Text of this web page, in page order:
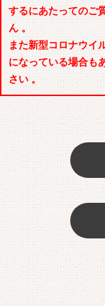
するにあたってのご
ん 。
また新型コロナウイ
になっている場合も
さい 。